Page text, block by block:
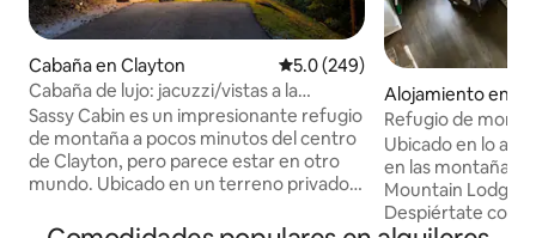
Cabaña en Clayton Calificación promedio: 5.0 de
5.0 (249)
Cabaña de lujo: jacuzzi/vistas a la
montaña/min a Clayton
Sassy Cabin es un impresionante refugio
de montaña a pocos minutos del centro
de Clayton, pero parece estar en otro
mundo. Ubicado en un terreno privado y
cada ventana, este refugio diseñado por
Alojamiento en
Refugio de
Ridge - Lago
Ubicado en lo
en las montañas
Mountain Lodge
Despiértate con